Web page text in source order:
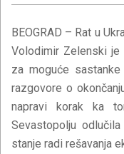
BEOGRAD – Rat u
Volodimir Zelenski
za moguće
razgovore o
napravi korak ka
Sevastopolju
stanje radi rešavanja